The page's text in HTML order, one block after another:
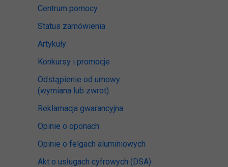
Centrum pomocy
Status zamówienia
Artykuły
Konkursy i promocje
Odstąpienie od umowy
(wymiana lub zwrot)
Reklamacja gwarancyjna
Opinie o oponach
Opinie o felgach aluminiowych
Akt o usługach cyfrowych (DSA)